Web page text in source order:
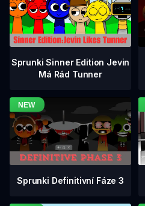
Sprunki Sinner Edition Jevin
Má Rád Tunner
Sprunki Definitivní Fáze 3